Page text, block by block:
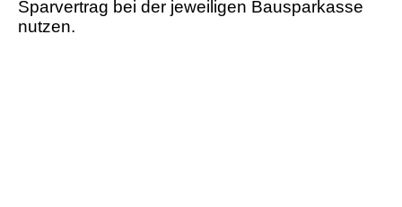
Sparvertrag bei der jeweiligen Bausparkasse
nutzen.